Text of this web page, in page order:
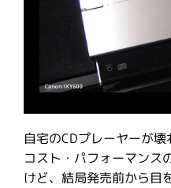
自宅のCDプレーヤーが
コスト・パフォーマンス
けど、結局発売前から目